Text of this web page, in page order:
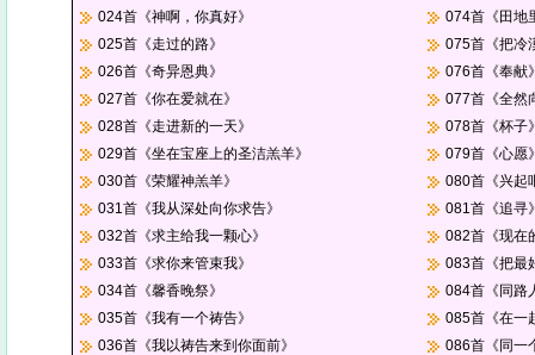
024首《神啊，你真好》
025首《走过的路》
026首《奇异恩典》
027首《你在爱就在》
028首《走进新的一天》
029首《坐在宝座上的圣洁羔羊》
030首《荣耀神羔羊》
031首《我从深处向你求告》
032首《求主给我一颗心》
033首《求你来管束我》
034首《馨香晚祭》
035首《我有一个祷告》
036首《我以祷告来到你面前》
074首《田地
075首《把冷
076首《奉献
077首《全然
078首《杯子
079首《心愿
080首《兴起
081首《追寻
082首《现在
083首《把最
084首《同路
085首《在一
086首《同一